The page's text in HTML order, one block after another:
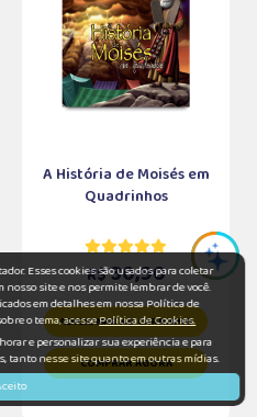
A História de Moisés em
Quadrinhos
R$30,90
ADICIONAR AO CARRINHO
COMPRAR AGORA
Esses cookies são usados para coletar
site e nos permite lembrar de você.
em detalhes em nossa Política de
o tema, acessePolítica de Cookies.
e personalizar sua experiência e para
tanto nesse site quanto em outras mídias.